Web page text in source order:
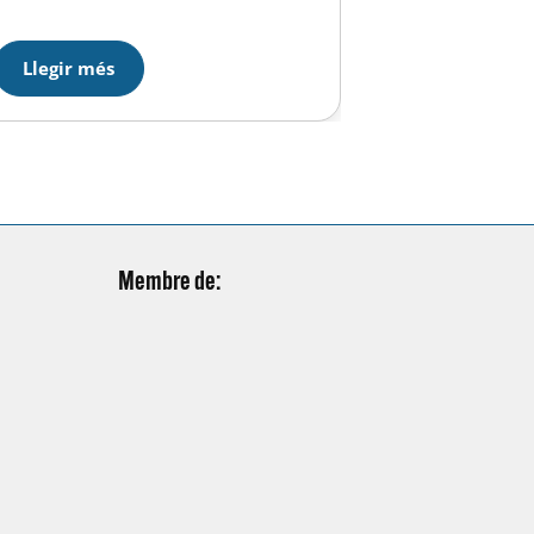
el calendari d’aquest Nadal !!!
Llegir més
Membre de: